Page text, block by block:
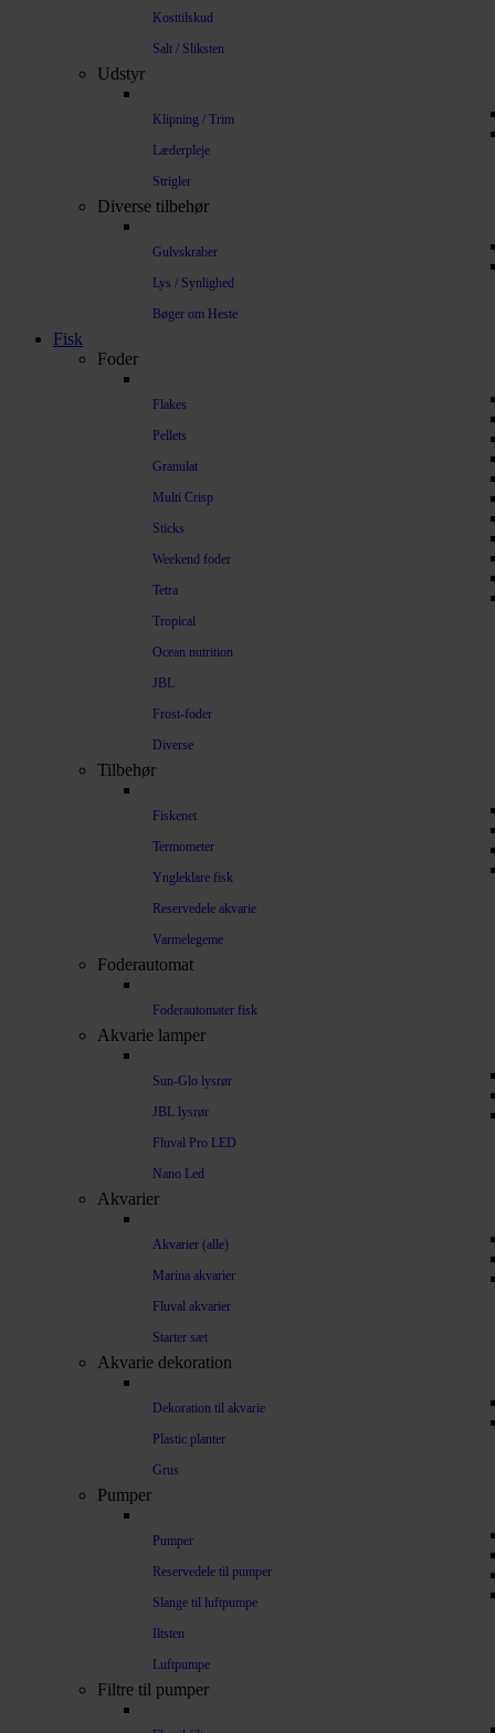
Kosttilskud
Salt / Sliksten
Udstyr
Klipning / Trim
Læderpleje
Strigler
Diverse tilbehør
Gulvskraber
Lys / Synlighed
Bøger om Heste
Fisk
Foder
Flakes
Pellets
Granulat
Multi Crisp
Sticks
Weekend foder
Tetra
Tropical
Ocean nutrition
JBL
Frost-foder
Diverse
Tilbehør
Fiskenet
Termometer
Yngleklare fisk
Reservedele akvarie
Varmelegeme
Foderautomat
Foderautomater fisk
Akvarie lamper
Sun-Glo lysrør
JBL lysrør
Fluval Pro LED
Nano Led
Akvarier
Akvarier (alle)
Marina akvarier
Fluval akvarier
Starter sæt
Akvarie dekoration
Dekoration til akvarie
Plastic planter
Grus
Pumper
Pumper
Reservedele til pumper
Slange til luftpumpe
Iltsten
Luftpumpe
Filtre til pumper